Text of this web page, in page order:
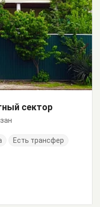
сектор
Есть трансфер